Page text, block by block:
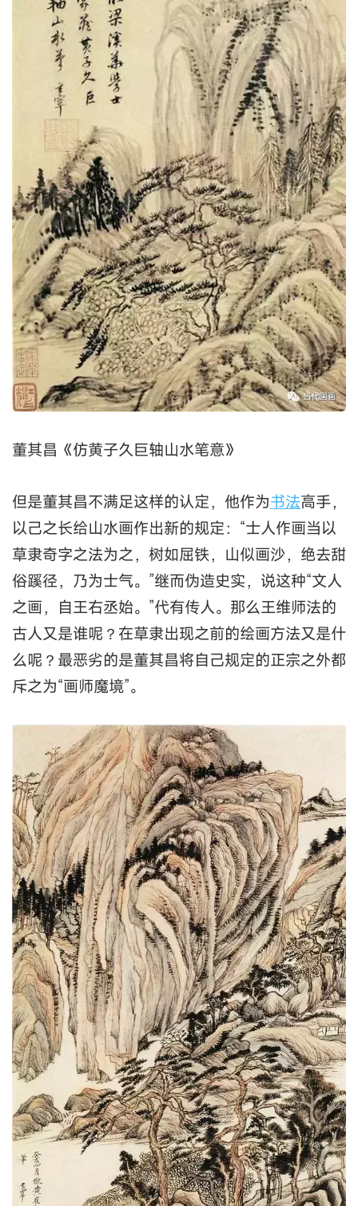
董其昌《仿黄子久巨轴山水笔意》
但是董其昌不满足这样的认定，他作为书法高手，
以己之长给山水画作出新的规定：“士人作画当以
草隶奇字之法为之，树如屈铁，山似画沙，绝去甜
俗蹊径，乃为士气。”继而伪造史实，说这种“文人
之画，自王右丞始。”代有传人。那么王维师法的
古人又是谁呢？在草隶出现之前的绘画方法又是什
么呢？最恶劣的是董其昌将自己规定的正宗之外都
斥之为“画师魔境”。